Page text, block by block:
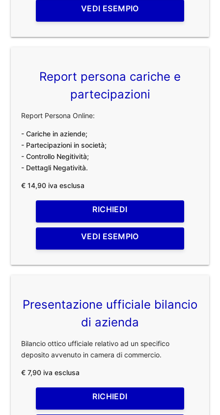
VEDI ESEMPIO
Report persona cariche e
partecipazioni
Report Persona Online:
- Cariche in aziende;
- Partecipazioni in società;
- Controllo Negitività;
- Dettagli Negatività.
€ 14,90 iva esclusa
RICHIEDI
VEDI ESEMPIO
Presentazione ufficiale bilancio
di azienda
Bilancio ottico ufficiale relativo ad un specifico
deposito avvenuto in camera di commercio.
€ 7,90 iva esclusa
RICHIEDI